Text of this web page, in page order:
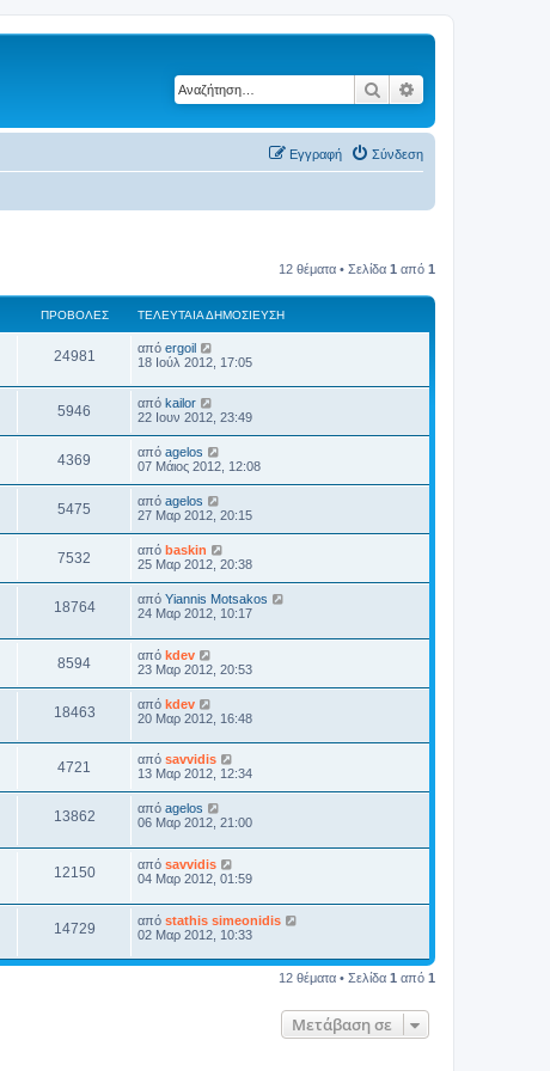
Αναζήτηση
Σύνδεση
Εγγραφή
12 θέματα • Σελίδα 1 από 1
ΠΡΟΒΟΛΈΣ ΤΕΛΕΥΤΑΊΑ ΔΗΜΟΣΊΕΥΣΗ
24981 από ergoil
18 Ιούλ 2012, 17:05
5946 από kailor
22 Ιουν 2012, 23:49
4369 από agelos
07 Μάιος 2012, 12:08
5475 από agelos
27 Μαρ 2012, 20:15
7532 από baskin
25 Μαρ 2012, 20:38
18764 από Yiannis Motsakos
24 Μαρ 2012, 10:17
8594 από kdev
23 Μαρ 2012, 20:53
18463 από kdev
20 Μαρ 2012, 16:48
4721 από savvidis
13 Μαρ 2012, 12:34
13862 από agelos
06 Μαρ 2012, 21:00
12150 από savvidis
04 Μαρ 2012, 01:59
14729 από stathis simeonidis
02 Μαρ 2012, 10:33
12 θέματα • Σελίδα 1 από 1
Μετάβαση σε